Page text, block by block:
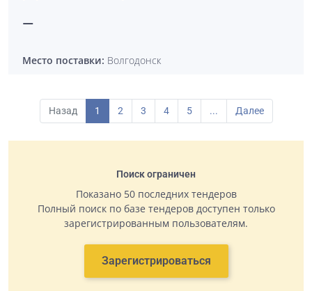
—
Место поставки: Волгодонск
Назад 1 2 3 4 5 ... Далее
Поиск ограничен
Показано 50 последних тендеров
Полный поиск по базе тендеров доступен только
зарегистрированным пользователям.
Зарегистрироваться